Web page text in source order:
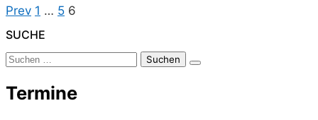
Seitennummerierung
Der
Beiträge
PrevPrevious
Page
1 … Page
5 Page
6
SUCHE
Suchen
Termine